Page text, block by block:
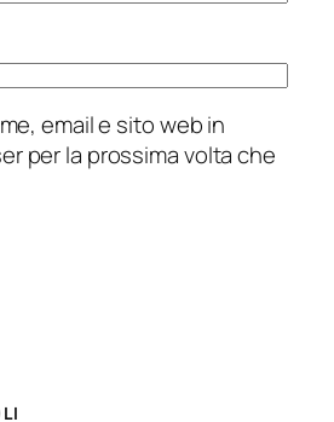
email e sito web in
per la prossima volta che